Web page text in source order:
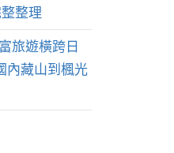
整理
旅遊橫跨日
內藏山到楓光